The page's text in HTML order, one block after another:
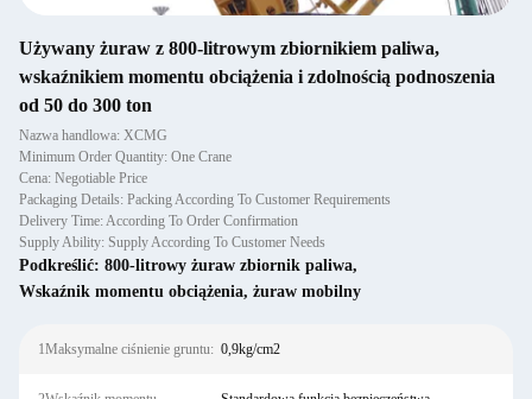
Używany żuraw z 800-litrowym zbiornikiem paliwa,
wskaźnikiem momentu obciążenia i zdolnością podnoszenia
od 50 do 300 ton
Nazwa handlowa: XCMG
Minimum Order Quantity: One Crane
Cena: Negotiable Price
Packaging Details: Packing According To Customer Requirements
Delivery Time: According To Order Confirmation
Supply Ability: Supply According To Customer Needs
Podkreślić: 800-litrowy żuraw zbiornik paliwa,
Wskaźnik momentu obciążenia, żuraw mobilny
1Maksymalne ciśnienie gruntu: 0,9kg/cm2